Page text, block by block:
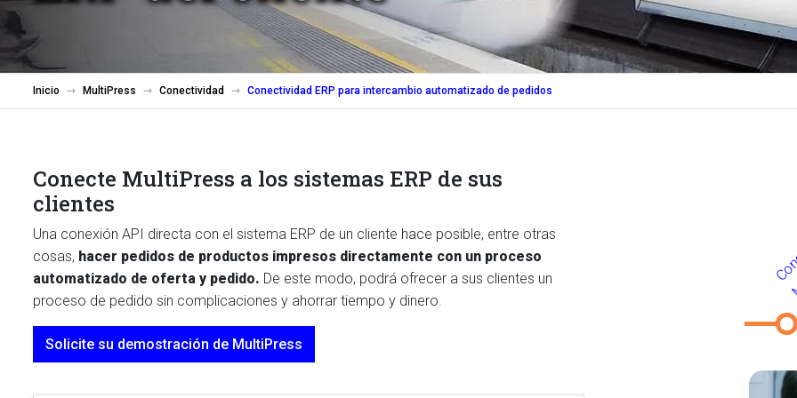
Inicio MultiPress Conectividad Conectividad ERP para intercambio automatizado de pedidos
Conecte MultiPress a los sistemas ERP de sus
clientes
Una conexión API directa con el sistema ERP de un cliente hace posible, entre otras
cosas, hacer pedidos de productos impresos directamente con un proceso
automatizado de oferta y pedido. De este modo, podrá ofrecer a sus clientes un
proceso de pedido sin complicaciones y ahorrar tiempo y dinero.
Solicite su demostración de MultiPress